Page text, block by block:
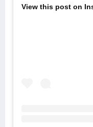
View this post on